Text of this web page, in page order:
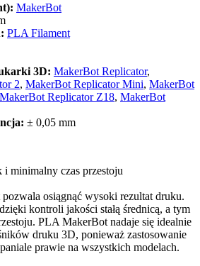
MakerBot
PLA Filament
3D: MakerBot Replicator,
2, MakerBot Replicator Mini, MakerBot
MakerBot Replicator Z18, MakerBot
± 0,05 mm
minimalny czas przestoju
osiągnąć wysoki rezultat druku.
kontroli jakości stałą średnicą, a tym
PLA MakerBot nadaje się idealnie
druku 3D, ponieważ zastosowanie
prawie na wszystkich modelach.